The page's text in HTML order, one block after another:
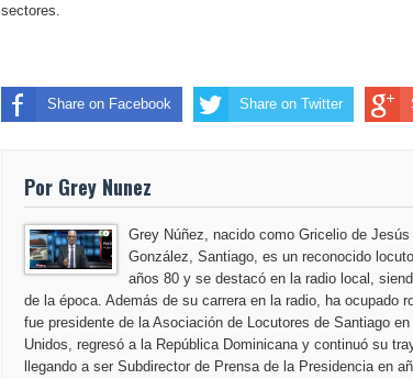
sectores.
Share on Facebook Share on Twitter
Por Grey Nunez
Grey Núñez, nacido como Gricelio de
González, Santiago, es un reconocido
años 80 y se destacó en la radio local,
de la época. Además de su carrera en la radio, ha ocupado
fue presidente de la Asociación de Locutores de Santiago
Unidos, regresó a la República Dominicana y continuó su
llegando a ser Subdirector de Prensa de la Presidencia en